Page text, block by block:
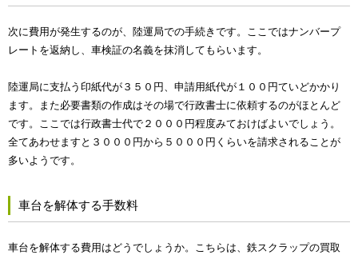
次に費用が発生するのが、陸運局での手続きです。ここではナンバープ
レートを返納し、車検証の名義を抹消してもらいます。
陸運局に支払う印紙代が３５０円、申請用紙代が１００円ていどかかり
ます。また必要書類の作成はその場で行政書士に依頼するのがほとんど
です。ここでは行政書士代で２０００円程度みておけばよいでしょう。
全てあわせますと３０００円から５０００円くらいを請求されることが
多いようです。
車台を解体する手数料
車台を解体する費用はどうでしょうか。こちらは、鉄スクラップの買取